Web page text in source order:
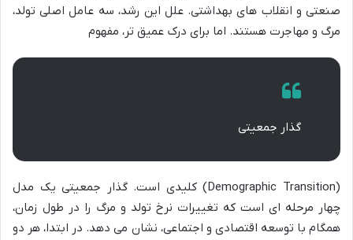
صنعتی و انقلاب های بهداشتی. علل این رشد، سه عامل اصلی تولد،
مرگ و مهاجرت هستند. اما برای درک عمیق تر، مفهوم
گذار جمعیتی
(Demographic Transition) کلیدی است. گذار جمعیتی یک مدل
چهار مرحله ای است که تغییرات نرخ تولد و مرگ را در طول زمان،
همگام با توسعه اقتصادی و اجتماعی، نشان می دهد. در ابتدا، هر دو